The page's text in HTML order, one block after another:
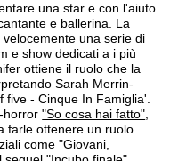
una star e con l'aiuto
e ballerina. La
una serie di
e show dedicati a i più
ottiene il ruolo che la
Sarah Merrin-
- Cinque In Famiglia'.
horror"So cosa hai fatto"
farle ottenere un ruolo
come "Giovani,